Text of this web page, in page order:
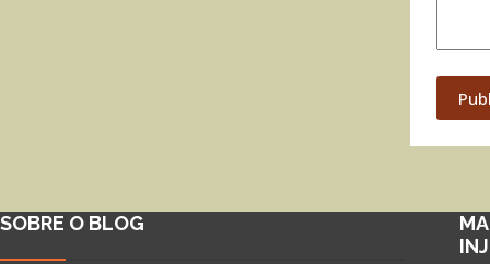
SOBRE O BLOG